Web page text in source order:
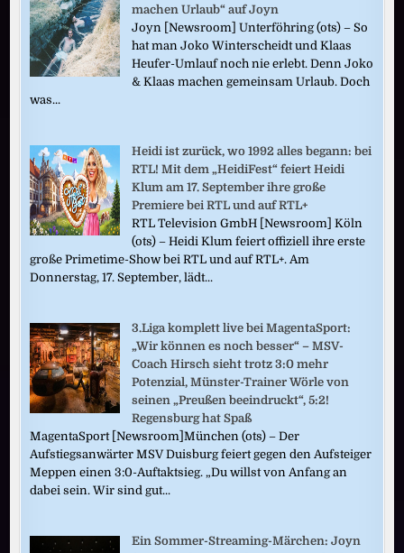
machen Urlaub“ auf Joyn
Joyn [Newsroom] Unterföhring (ots) – So
hat man Joko Winterscheidt und Klaas
Heufer-Umlauf noch nie erlebt. Denn Joko
& Klaas machen gemeinsam Urlaub. Doch
was...
Heidi ist zurück, wo 1992 alles begann: bei
RTL! Mit dem „HeidiFest“ feiert Heidi
Klum am 17. September ihre große
Premiere bei RTL und auf RTL+
RTL Television GmbH [Newsroom] Köln
(ots) – Heidi Klum feiert offiziell ihre erste
große Primetime-Show bei RTL und auf RTL+. Am
Donnerstag, 17. September, lädt...
3.Liga komplett live bei MagentaSport:
„Wir können es noch besser“ – MSV-
Coach Hirsch sieht trotz 3:0 mehr
Potenzial, Münster-Trainer Wörle von
seinen „Preußen beeindruckt“, 5:2!
Regensburg hat Spaß
MagentaSport [Newsroom]München (ots) – Der
Aufstiegsanwärter MSV Duisburg feiert gegen den Aufsteiger
Meppen einen 3:0-Auftaktsieg. „Du willst von Anfang an
dabei sein. Wir sind gut...
Ein Sommer-Streaming-Märchen: Joyn